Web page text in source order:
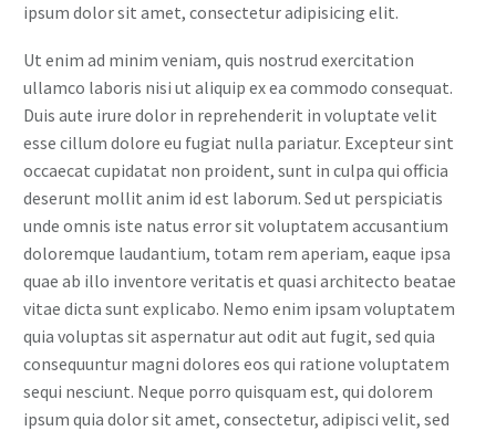
ipsum dolor sit amet, consectetur adipisicing elit.
Ut enim ad minim veniam, quis nostrud exercitation
ullamco laboris nisi ut aliquip ex ea commodo consequat.
Duis aute irure dolor in reprehenderit in voluptate velit
esse cillum dolore eu fugiat nulla pariatur. Excepteur sint
occaecat cupidatat non proident, sunt in culpa qui officia
deserunt mollit anim id est laborum. Sed ut perspiciatis
unde omnis iste natus error sit voluptatem accusantium
doloremque laudantium, totam rem aperiam, eaque ipsa
quae ab illo inventore veritatis et quasi architecto beatae
vitae dicta sunt explicabo. Nemo enim ipsam voluptatem
quia voluptas sit aspernatur aut odit aut fugit, sed quia
consequuntur magni dolores eos qui ratione voluptatem
sequi nesciunt. Neque porro quisquam est, qui dolorem
ipsum quia dolor sit amet, consectetur, adipisci velit, sed